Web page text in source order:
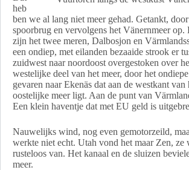
heb
ben we al lang niet meer gehad. Getankt,
spoorbrug en vervolgens het Vänernmeer
zijn het twee meren, Dalbosjon en
een ondiep, met eilanden bezaaide strook er
zuidwest naar noordoost overgestoken over
westelijke deel van het meer, door het
gevaren naar Ekenäs dat aan de westkant van
oostelijke meer ligt. Aan de punt van
Een klein haventje dat met EU geld is
Nauwelijks wind, nog even gemotorzeild,
werkte niet echt. Utah vond het maar Zen, ze
rusteloos van. Het kanaal en de sluizen
meer.